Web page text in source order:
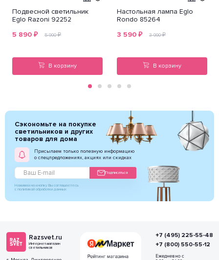
Подвесной светильник
Eglo Razoni 92252
5 890 ₽ 5 990₽
В корзину
Настольная лампа Eglo
Rondo 85264
3 590 ₽ 3 990₽
В корзину
Сэкономьте на покупке
светильников и других
товаров для дома
Присылаем только полезную информацию
о спецпредложениях, акциях или скидках
Подписаться
Нажимая на кнопку Вы соглашаетесь
с политикой обработки данных
Razsvet.ru
Интернет-магазин
светильников
+7 (495) 225-55-48
+7 (800) 550-55-12
Ежедневно с